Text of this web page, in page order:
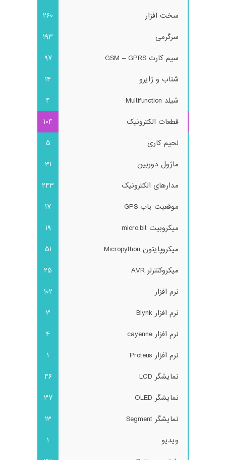
سخت افزار
260
سرگرمی
193
سیم کارت GSM – GPRS
97
شتاب و ژایرو
14
شیلد Multifunction
4
قطعات الکترونیک
104
لحیم کاری
5
ماژول دوربین
31
مدارهای الکترونیک
243
موقعیت یاب GPS
17
میکروبیت micro:bit
19
میکروپایتون Micropython
51
میکروکنترلر AVR
25
نرم افزار
102
نرم افزار Blynk
3
نرم افزار cayenne
4
نرم افزار Proteus
1
نمایشگر LCD
46
نمایشگر OLED
37
نمایشگر Segment
13
ویدیو
1